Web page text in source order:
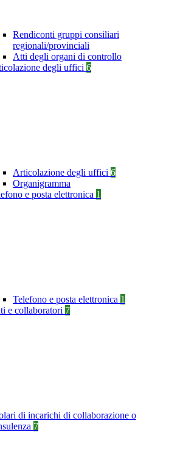
Rendiconti gruppi consiliari
regionali/provinciali
Atti degli organi di controllo
degli uffici 6
Articolazione degli uffici 6
Organigramma
e posta elettronica 1
Telefono e posta elettronica 1
e collaboratori 7
di incarichi di collaborazione o
7